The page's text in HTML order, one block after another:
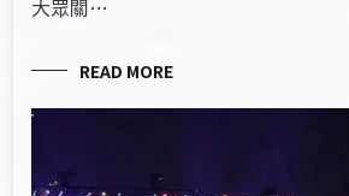
大眾關…
READ MORE